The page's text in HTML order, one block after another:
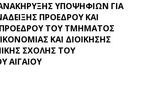
ΥΠΟΨΗΦΙΩΝ ΓΙΑ
ΠΡΟΕΔΡΟΥ ΚΑΙ
ΤΟΥ ΤΜΗΜΑΤΟΣ
ΚΑΙ ΔΙΟΙΚΗΣΗΣ
ΣΧΟΛΗΣ ΤΟΥ
ΑΙΓΑΙΟΥ